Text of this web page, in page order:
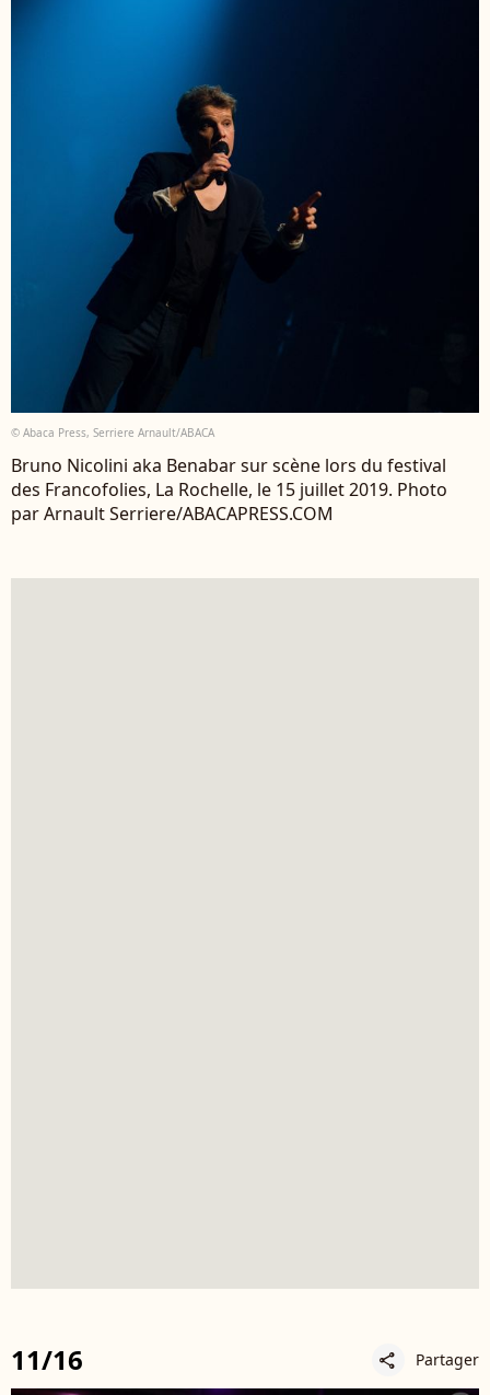
© Abaca Press, Serriere Arnault/ABACA
Bruno Nicolini aka Benabar sur scène lors du festival
des Francofolies, La Rochelle, le 15 juillet 2019. Photo
par Arnault Serriere/ABACAPRESS.COM
11/16 share Partager